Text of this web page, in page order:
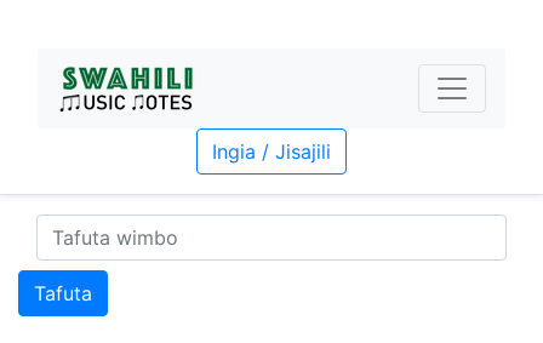
Ingia / Jisajili
Tafuta